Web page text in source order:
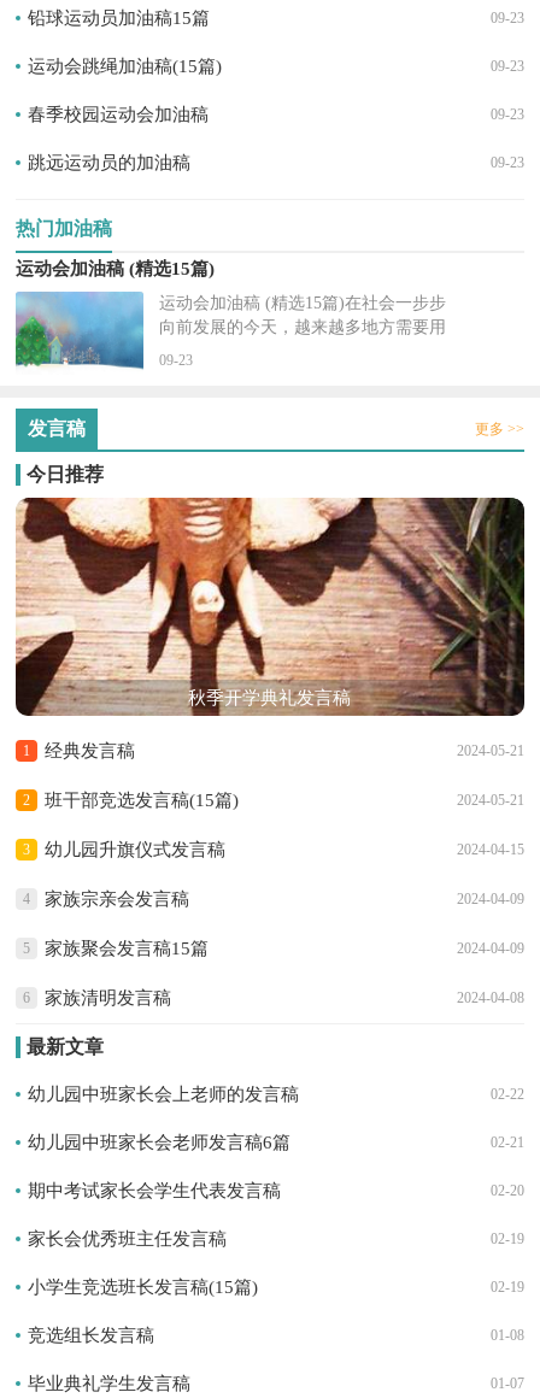
09-23
铅球运动员加油稿15篇
09-23
运动会跳绳加油稿(15篇)
09-23
春季校园运动会加油稿
09-23
跳远运动员的加油稿
热门加油稿
运动会加油稿 (精选15篇)
运动会加油稿 (精选15篇)在社会一步步
向前发展的今天，越来越多地方需要用
到加油稿，借助加油稿可以活跃气氛，
09-23
发言稿 更多 >>
今日推荐
秋季开学典礼发言稿
1 2024-05-21
经典发言稿
2 2024-05-21
班干部竞选发言稿(15篇)
3 2024-04-15
幼儿园升旗仪式发言稿
4 2024-04-09
家族宗亲会发言稿
5 2024-04-09
家族聚会发言稿15篇
6 2024-04-08
家族清明发言稿
最新文章
02-22
幼儿园中班家长会上老师的发言稿
02-21
幼儿园中班家长会老师发言稿6篇
02-20
期中考试家长会学生代表发言稿
02-19
家长会优秀班主任发言稿
02-19
小学生竞选班长发言稿(15篇)
01-08
竞选组长发言稿
01-07
毕业典礼学生发言稿